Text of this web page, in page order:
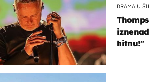
DRAMA U
hitnu!"